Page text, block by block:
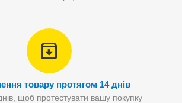
товару протягом 14 днів
щоб протестувати вашу покупку